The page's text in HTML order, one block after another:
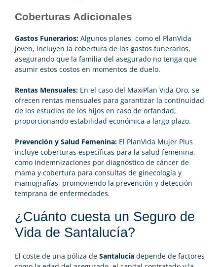
Coberturas Adicionales
Gastos Funerarios: Algunos planes, como el PlanVida
Joven, incluyen la cobertura de los gastos funerarios,
asegurando que la familia del asegurado no tenga que
asumir estos costos en momentos de duelo.
Rentas Mensuales: En el caso del MaxiPlan Vida Oro, se
ofrecen rentas mensuales para garantizar la continuidad
de los estudios de los hijos en caso de orfandad,
proporcionando estabilidad económica a largo plazo.
Prevención y Salud Femenina: El PlanVida Mujer Plus
incluye coberturas específicas para la salud femenina,
como indemnizaciones por diagnóstico de cáncer de
mama y cobertura para consultas de ginecología y
mamografías, promoviendo la prevención y detección
temprana de enfermedades.
¿Cuánto cuesta un Seguro de
Vida de Santalucía?
El coste de una póliza de Santalucía depende de factores